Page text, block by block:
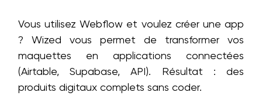
Vous utilisez Webflow et voulez créer une app
? Wized vous permet de transformer vos
maquettes en applications connectées
(Airtable, Supabase, API). Résultat : des
produits digitaux complets sans coder.